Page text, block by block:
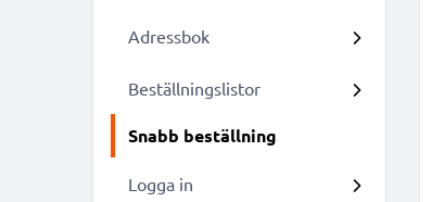
Adressbok
Beställningslistor
Snabb beställning
Logga in